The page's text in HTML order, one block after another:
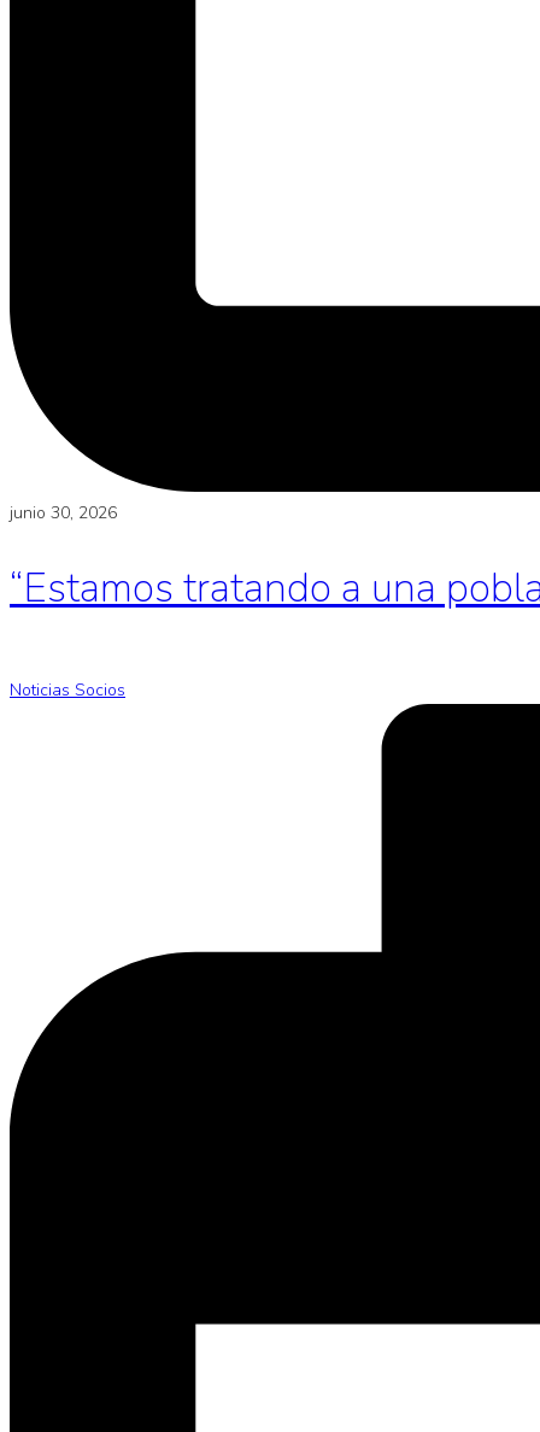
junio 30, 2026
“Estamos tratando a una
Noticias Socios